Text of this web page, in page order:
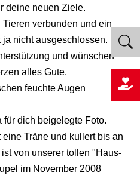
deine neuen Ziele.
verbunden und ein
nicht ausgeschlossen.
und wünschen
alles Gute.
feuchte Augen
für dich beigelegte Foto.
Träne und kullert bis an
von unserer tollen "Haus-
im November 2008